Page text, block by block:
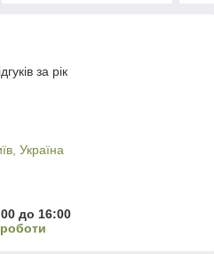
за рік
Україна
до 16:00